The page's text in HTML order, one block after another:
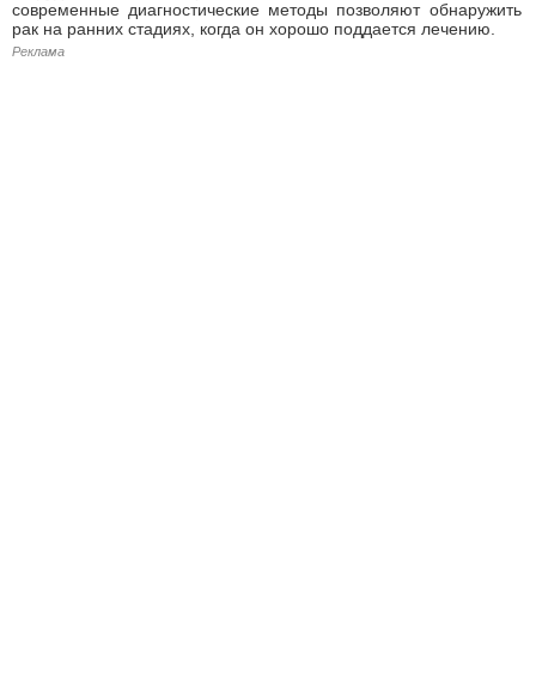
современные диагностические методы позволяют обнаружить
рак на ранних стадиях, когда он хорошо поддается лечению.
Реклама